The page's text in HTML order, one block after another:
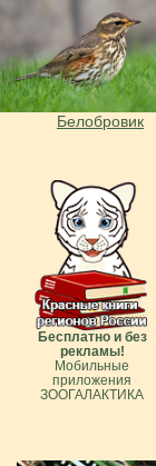
Белобровик
Бесплатно и без
рекламы!
Мобильные
приложения
ЗООГАЛАКТИКА